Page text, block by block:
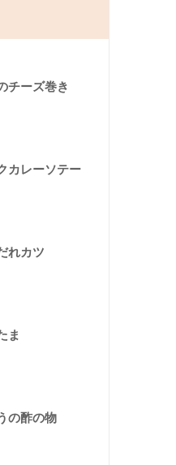
チーズ巻き
カレーソテー
れカツ
ま
の酢の物